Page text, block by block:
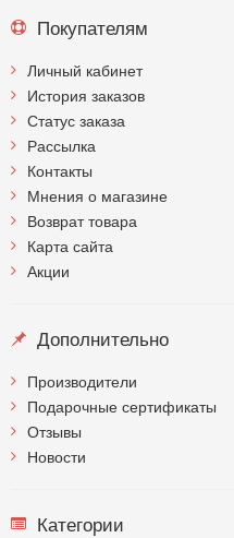
Покупателям
Личный кабинет
История заказов
Статус заказа
Рассылка
Контакты
Мнения о магазине
Возврат товара
Карта сайта
Акции
Дополнительно
Производители
Подарочные сертификаты
Отзывы
Новости
Категории